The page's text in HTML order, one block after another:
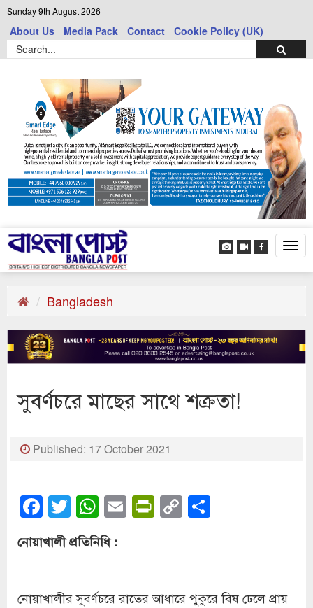
Sunday 9th August 2026
About Us Media Pack Contact Cookie Policy (UK)
Bangladesh
সুবর্ণচরে মাছের সাথে শক্রতা!
Published: 17 October 2021
Facebook
Twitter
WhatsApp
EmailPrintFriendly
Copy
Link
নোয়াখালী প্রতিনিধি :
নোয়াখালীর সুবর্ণচরে রাতের আধারে পুকুরে বিষ ঢেলে প্রায়